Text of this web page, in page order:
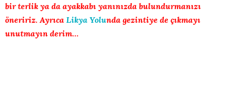
bir terlik ya da ayakkabı yanınızda bulundurmanızı
öneririz. Ayrıca Likya Yolunda gezintiye de çıkmayı
unutmayın derim…